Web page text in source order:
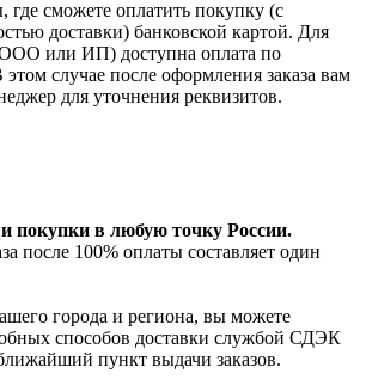
где сможете оплатить покупку (с
доставки) банковской картой. Для
или ИП) доступна оплата по
этом случае после оформления заказа вам
для уточнения реквизитов.
в любую точку России.
после 100% оплаты составляет один
города и региона, вы можете
способов доставки службой СДЭК
пункт выдачи заказов.